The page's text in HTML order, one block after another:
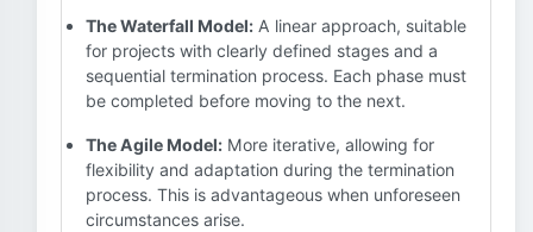
The Waterfall Model: A linear approach, suitable
for projects with clearly defined stages and a
sequential termination process. Each phase must
be completed before moving to the next.
The Agile Model: More iterative, allowing for
flexibility and adaptation during the termination
process. This is advantageous when unforeseen
circumstances arise.